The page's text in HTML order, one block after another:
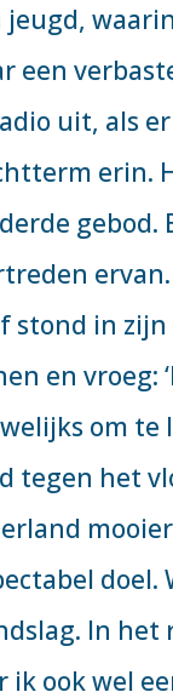
jeugd,
een
uit, als
erin.
stond in
en vroeg:
om te
tegen het
In het
ik ook wel